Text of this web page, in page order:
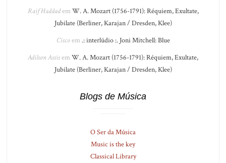
Raif Haddadem W. A. Mozart (1756-1791): Réquiem, Exultate,
Jubilate (Berliner, Karajan / Dresden, Klee)
Ciscoem .: interlúdio :. Joni Mitchell: Blue
Adilson Assisem W. A. Mozart (1756-1791): Réquiem, Exultate,
Jubilate (Berliner, Karajan / Dresden, Klee)
Blogs de Música
O Ser da Música
Music is the key
Classical Library